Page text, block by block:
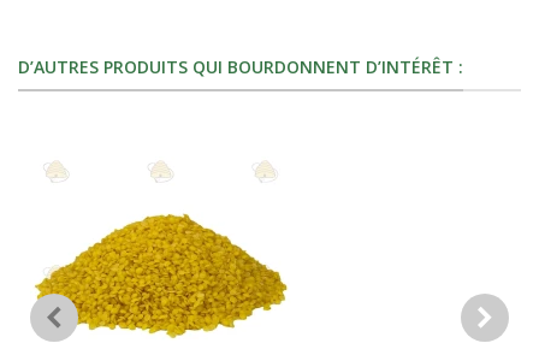
D’AUTRES PRODUITS QUI BOURDONNENT D’INTÉRÊT :